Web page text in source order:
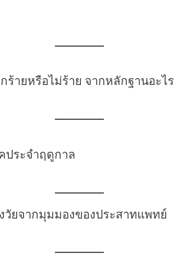
ร้ายหรือไม่ร้าย จากหลักฐานอะไร
ประจำฤดูกาล
ยจากมุมมองของประสาทแพทย์